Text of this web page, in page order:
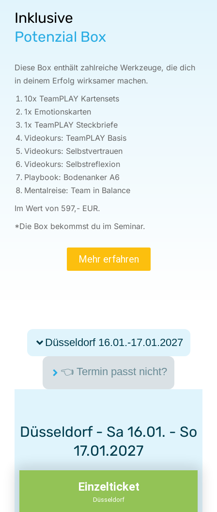
Inklusive
Potenzial Box
Diese Box enthält zahlreiche Werkzeuge, die dich
in deinem Erfolg wirksamer machen.
10x TeamPLAY Kartensets
1x Emotionskarten
1x TeamPLAY Steckbriefe
Videokurs: TeamPLAY Basis
Videokurs: Selbstvertrauen
Videokurs: Selbstreflexion
Playbook: Bodenanker A6
Mentalreise: Team in Balance
Im Wert von 597,- EUR.
*Die Box bekommst du im Seminar.
Mehr erfahren
Düsseldorf 16.01.-17.01.2027
👈 Termin passt nicht?
Düsseldorf - Sa 16.01. - So
17.01.2027
Einzelticket
Düsseldorf